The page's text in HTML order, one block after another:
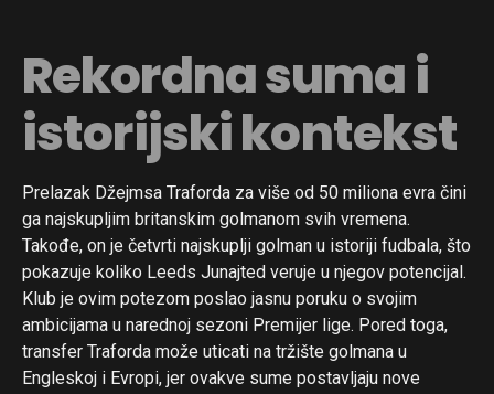
Rekordna suma i
istorijski kontekst
Prelazak Džejmsa Traforda za više od 50 miliona evra čini
ga najskupljim britanskim golmanom svih vremena.
Takođe, on je četvrti najskuplji golman u istoriji fudbala, što
pokazuje koliko Leeds Junajted veruje u njegov potencijal.
Klub je ovim potezom poslao jasnu poruku o svojim
ambicijama u narednoj sezoni Premijer lige. Pored toga,
transfer Traforda može uticati na tržište golmana u
Engleskoj i Evropi, jer ovakve sume postavljaju nove